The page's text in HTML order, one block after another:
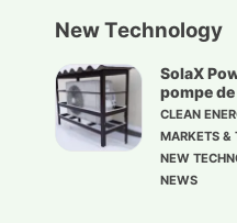
New Technology
SolaX
pompe
CLEAN
MARKETS &
NEW
NEWS